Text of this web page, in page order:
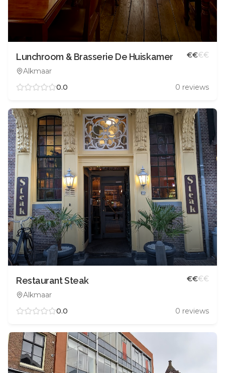
Lunchroom & Brasserie De Huiskamer
Alkmaar
€€€€
0.0 0 reviews
Restaurant Steak
Alkmaar
€€€€
0.0 0 reviews